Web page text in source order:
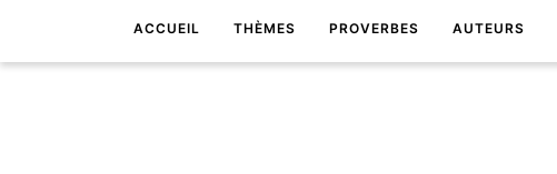
ACCUEIL THÈMES PROVERBES AUTEURS